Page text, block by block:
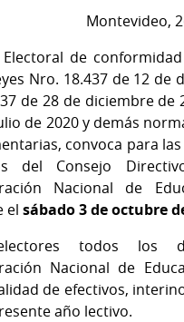
Montevideo,
Electoral de
Nro. 18.437 de 12 de
de 28 de diciembre de
de 2020 y demás
convoca para
del Consejo
Nacional de
el sábado 3 de octubre
todos los
Nacional de
de efectivos,
año lectivo.